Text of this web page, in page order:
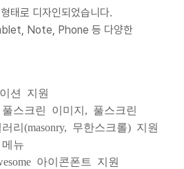
태로 디자인되었습니다.
Note, Phone 등 다양한
션 지원
스크린 이미지, 풀스크린
리(masonry, 무한스크롤) 지원
뉴
아이콘폰트 지원